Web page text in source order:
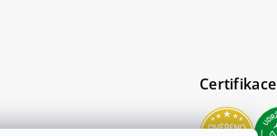
Certifikace